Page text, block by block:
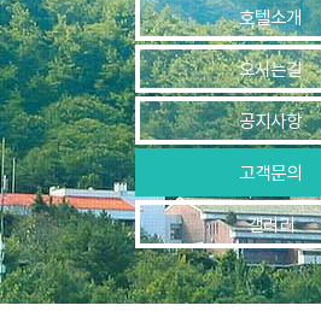
호텔소개
오시는길
공지사항
고객문의
갤러리